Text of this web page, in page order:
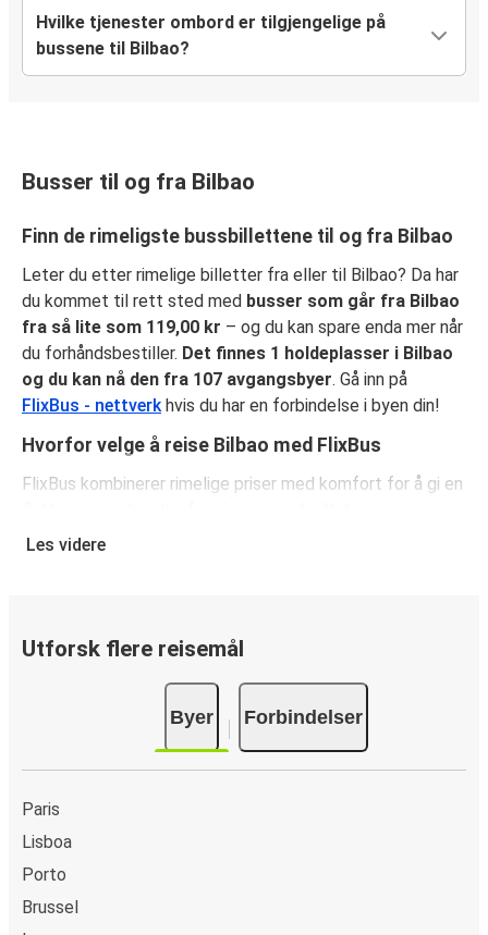
Hvilke tjenester ombord er tilgjengelige på
bussene til Bilbao?
Busser til og fra Bilbao
Finn de rimeligste bussbillettene til og fra Bilbao
Leter du etter rimelige billetter fra eller til Bilbao? Da har
du kommet til rett sted med busser som går fra Bilbao
fra så lite som 119,00 kr – og du kan spare enda mer når
du forhåndsbestiller. Det finnes 1 holdeplasser i Bilbao
og du kan nå den fra 107 avgangsbyer. Gå inn på
FlixBus - nettverk hvis du har en forbindelse i byen din!
Hvorfor velge å reise Bilbao med FlixBus
FlixBus kombinerer rimelige priser med komfort for å gi en
komfortabel reise til eller fra Bilbao med fasiliteter
Hvordan reservere bussbillett til eller fra Bilbao
Det er lekende lett å reservere en billett med FlixBus: på
denne nettsiden eller på den kostnadsfrie appen FlixBus
App, kan du fullføre bestillingen på bare noen få klikk. Når
du kjøper billetten din til eller fra Bilbao på nett, kan du
(Visa/Mastercard/Maestro/Amex/Diners
Club/JCB/Discover) Carte Bleue, PayPal, Google Pay og
Apple Pay.
Les videre
Utforsk flere reisemål
Byer Forbindelser
Paris
Lisboa
Porto
Brussel